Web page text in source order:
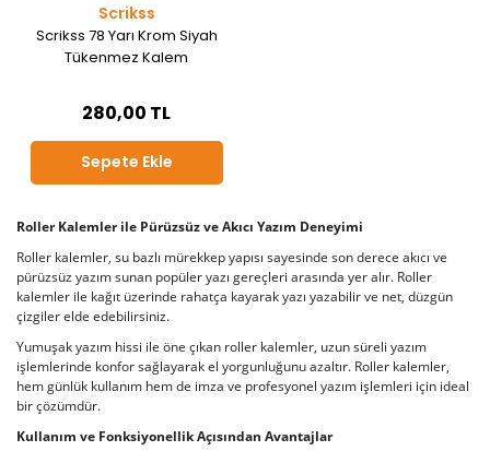
Scrikss
Scrikss 78 Yarı Krom Siyah
Tükenmez Kalem
280,00 TL
Sepete Ekle
Roller Kalemler ile Pürüzsüz ve Akıcı Yazım Deneyimi
Roller kalemler, su bazlı mürekkep yapısı sayesinde son derece akıcı ve
pürüzsüz yazım sunan popüler yazı gereçleri arasında yer alır. Roller
kalemler ile kağıt üzerinde rahatça kayarak yazı yazabilir ve net, düzgün
çizgiler elde edebilirsiniz.
Yumuşak yazım hissi ile öne çıkan roller kalemler, uzun süreli yazım
işlemlerinde konfor sağlayarak el yorgunluğunu azaltır. Roller kalemler,
hem günlük kullanım hem de imza ve profesyonel yazım işlemleri için ideal
bir çözümdür.
Kullanım ve Fonksiyonellik Açısından Avantajlar